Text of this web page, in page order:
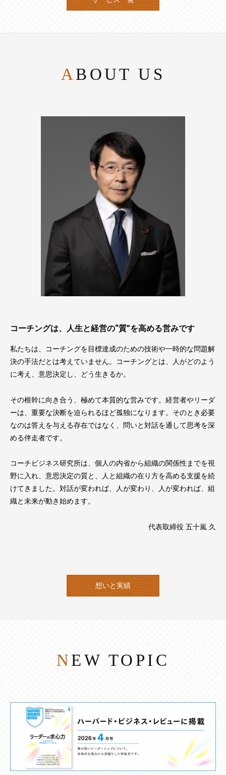
ABOUT US
コーチングは、人生と経営の“質”を高める営みです
私たちは、コーチングを目標達成のための技術や一時的な問題解
決の手法だとは考えていません。コーチングとは、人がどのよう
に考え、意思決定し、どう生きるか。
その根幹に向き合う、極めて本質的な営みです。経営者やリーダ
ーは、重要な決断を迫られるほど孤独になります。そのとき必要
なのは答えを与える存在ではなく、問いと対話を通して思考を深
める伴走者です。
コーチビジネス研究所は、個人の内省から組織の関係性までを視
野に入れ、意思決定の質と、人と組織の在り方を高める支援を続
けてきました。対話が変われば、人が変わり、人が変われば、組
織と未来が動き始めます。
代表取締役 五十嵐 久
想いと実績
NEW TOPIC